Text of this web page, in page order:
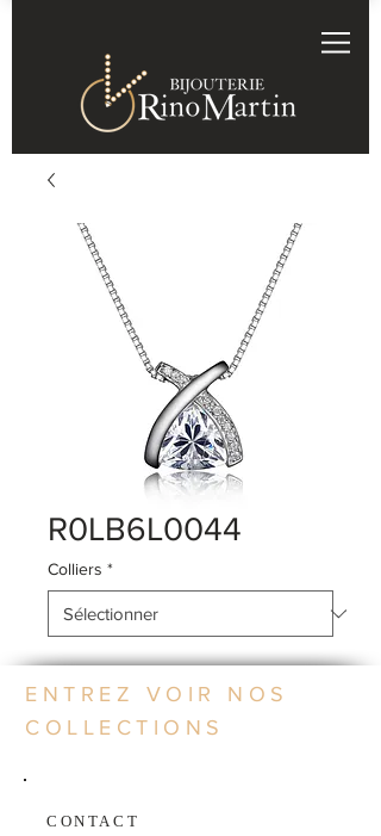
R0LB6L0044
Colliers *
ENTREZ VOIR NOS
COLLECTIONS
CONTACT